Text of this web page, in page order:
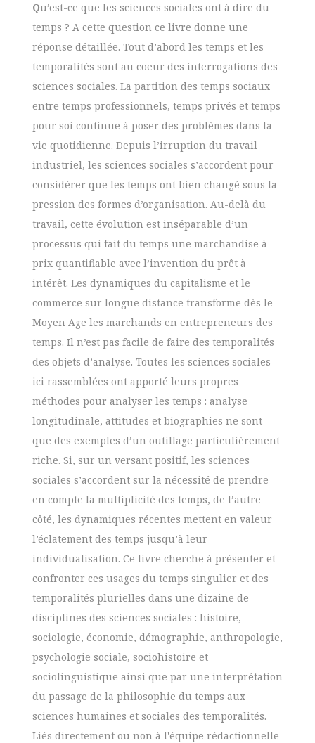
Qu’est-ce que les sciences sociales ont à dire du
temps ? A cette question ce livre donne une
réponse détaillée. Tout d’abord les temps et les
temporalités sont au coeur des interrogations des
sciences sociales. La partition des temps sociaux
entre temps professionnels, temps privés et temps
pour soi continue à poser des problèmes dans la
vie quotidienne. Depuis l’irruption du travail
industriel, les sciences sociales s’accordent pour
considérer que les temps ont bien changé sous la
pression des formes d’organisation. Au-delà du
travail, cette évolution est inséparable d’un
processus qui fait du temps une marchandise à
prix quantifiable avec l’invention du prêt à
intérêt. Les dynamiques du capitalisme et le
commerce sur longue distance transforme dès le
Moyen Age les marchands en entrepreneurs des
temps. Il n’est pas facile de faire des temporalités
des objets d’analyse. Toutes les sciences sociales
ici rassemblées ont apporté leurs propres
méthodes pour analyser les temps : analyse
longitudinale, attitudes et biographies ne sont
que des exemples d’un outillage particulièrement
riche. Si, sur un versant positif, les sciences
sociales s’accordent sur la nécessité de prendre
en compte la multiplicité des temps, de l’autre
côté, les dynamiques récentes mettent en valeur
l’éclatement des temps jusqu’à leur
individualisation. Ce livre cherche à présenter et
confronter ces usages du temps singulier et des
temporalités plurielles dans une dizaine de
disciplines des sciences sociales : histoire,
sociologie, économie, démographie, anthropologie,
psychologie sociale, sociohistoire et
sociolinguistique ainsi que par une interprétation
du passage de la philosophie du temps aux
sciences humaines et sociales des temporalités.
Liés directement ou non à l'équipe rédactionnelle